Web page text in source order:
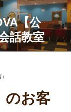
【公
話教室
のお客